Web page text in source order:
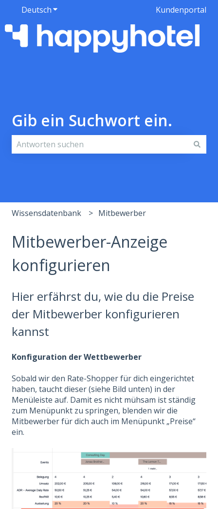
DeutschUntermenü für Übersetzungen anzeigen
Kundenportal
Gib ein Suchwort ein.
Wissensdatenbank Mitbewerber
Mitbewerber-Anzeige
konfigurieren
Hier erfährst du, wie du die Preise
der Mitbewerber konfigurieren
kannst
Konfiguration der Wettbewerber
Sobald wir den Rate-Shopper für dich eingerichtet
haben, taucht dieser (siehe Bild unten) in der
Menüleiste auf. Damit es nicht mühsam ist ständig
zum Menüpunkt zu springen, blenden wir die
Mitbewerber für dich auch im Menüpunkt „Preise“
ein.